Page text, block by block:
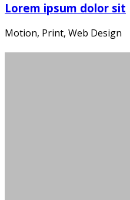
Lorem ipsum dolor sit
Motion, Print, Web Design